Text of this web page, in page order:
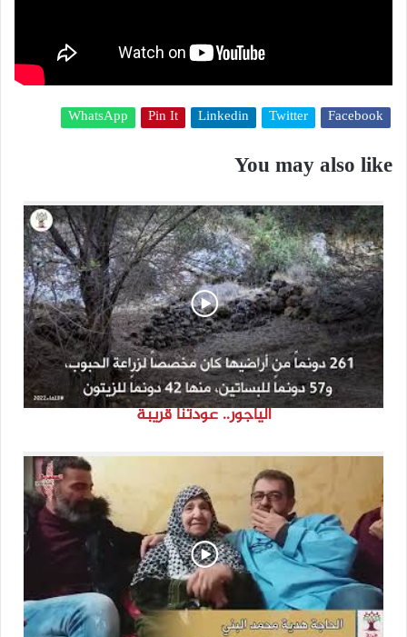
Facebook
Twitter
Linkedin
Pin It
WhatsApp
You may also like
الياجور.. عودتنا قريبة